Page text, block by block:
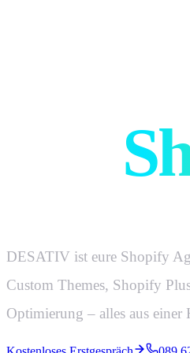
DESATIV ist eure Shopify
Custom Themes, Shopify
Optimierung – alles aus